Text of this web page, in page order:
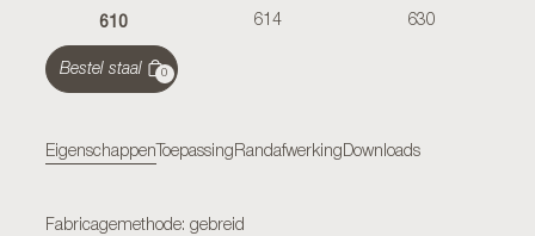
610 614 630
Bestel staal 0
Eigenschappen Toepassing Randafwerking Downloads
Fabricagemethode: gebreid